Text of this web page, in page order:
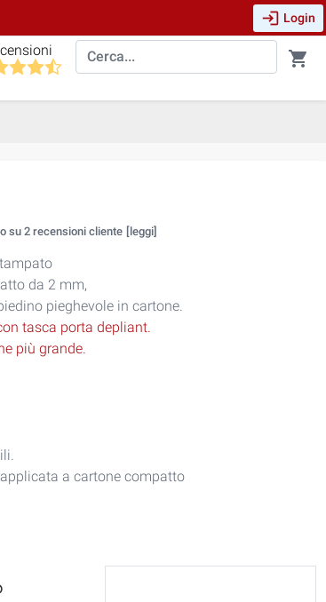
login Login
shopping_cart
su2 recensioni cliente [leggi]
da 2 mm,
pieghevole in cartone.
tasca porta depliant.
più grande.
a cartone compatto